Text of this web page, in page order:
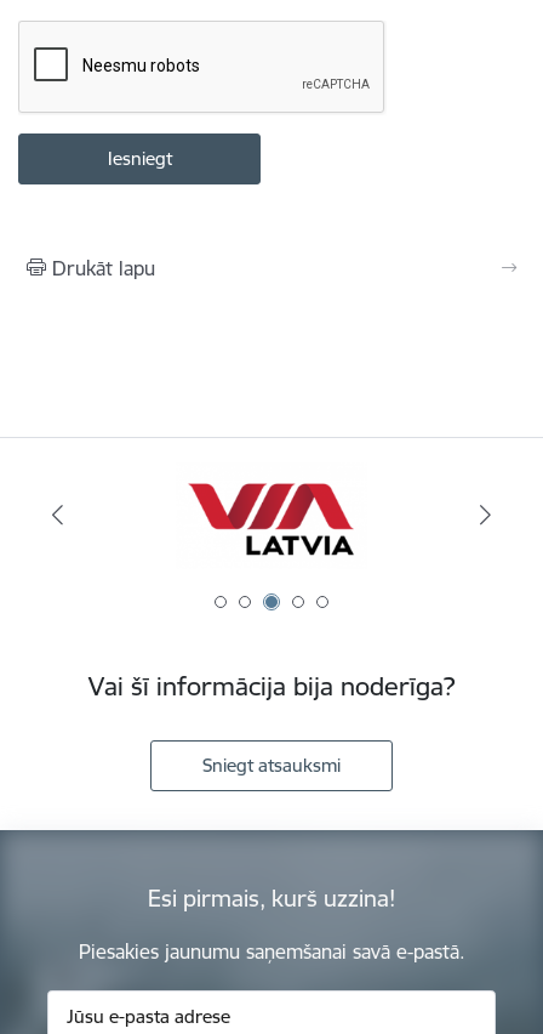
Drukāt lapu
Vai šī informācija bija noderīga?
Sniegt atsauksmi
Esi pirmais, kurš uzzina!
Piesakies jaunumu saņemšanai savā e-pastā.